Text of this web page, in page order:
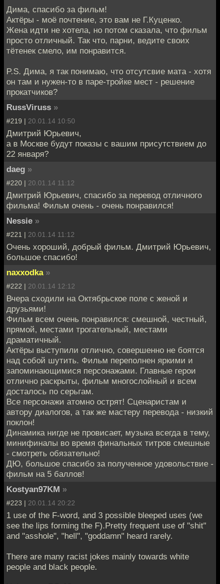
Дима, спасибо за фильм!
Актёры - моё почтение, это вам не Г.Куценко.
Жена идти не хотела, но потом сказала, что фильм
просто отличный. Так что, парни, ведите своих
тётенек смело, им понравится.
P.S. Дима, я так понимаю, что отсутсвие мата - хотя
он там и нужен-то в паре-тройке мест - решение
прокатчиков?
RussViruss »
#219 | 20.01.14 10:50
Дмитрий Юрьевич,
а в Москве будут показы с вашим присутствием до
22 января?
daeg »
#220 | 20.01.14 11:12
Дмитрий Юрьевич, спасибо за перевод отличного
фильма! Фильм очень - очень понравился!
Nessie »
#221 | 20.01.14 11:12
Очень хороший, добрый фильм. Дмитрий Юрьевич,
большое спасибо!
naxxodka »
#222 | 20.01.14 12:12
Вчера сходили на Октябрьское поле с женой и
друзьями!
Фильм всем очень понравился: смешной, честный,
прямой, местами трогательный, местами
драматичный.
Актёры выступили отлично, совершенно не боятся
над собой шутить. Фильм переполнен яркими и
запоминающимися персонажами. Главные герои
отлично раскрыты, фильм многослойный и всем
досталось по серьгам.
Все персонажи атомно острят! Сценаристам и
автору диалогов, а так же мастеру перевода - низкий
поклон!
Динамика нигде не провисает, музыка всегда в тему,
минифиналы во время финальных титров смешные
- смотреть обязательно!
ДЮ, большое спасибо за полученное удовольствие -
фильм на 5 баллов!
Kostyan97KM »
#223 | 20.01.14 20:22
1 use of the F-word, and 3 possible bleeped uses (we
see the lips forming the F).Pretty frequent use of "shit"
and "asshole", "hell", "goddamn" heard rarely.
There are many racist jokes mainly towards white
people and black people.